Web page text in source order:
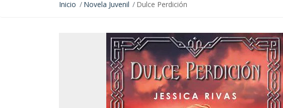
Inicio Novela Juvenil Dulce Perdición